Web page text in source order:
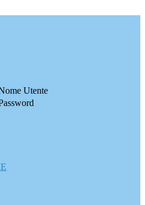
Utente